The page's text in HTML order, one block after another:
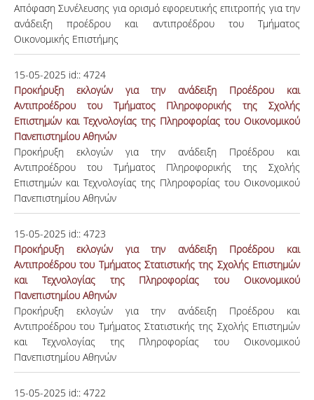
Απόφαση Συνέλευσης για ορισμό εφορευτικής επιτροπής για την
ανάδειξη προέδρου και αντιπροέδρου του Τμήματος
Οικονομικής Επιστήμης
15-05-2025 id:: 4724
Προκήρυξη εκλογών για την ανάδειξη Προέδρου και
Αντιπροέδρου του Τμήματος Πληροφορικής της Σχολής
Επιστημών και Τεχνολογίας της Πληροφορίας του Οικονομικού
Πανεπιστημίου Αθηνών
Προκήρυξη εκλογών για την ανάδειξη Προέδρου και
Αντιπροέδρου του Τμήματος Πληροφορικής της Σχολής
Επιστημών και Τεχνολογίας της Πληροφορίας του Οικονομικού
Πανεπιστημίου Αθηνών
15-05-2025 id:: 4723
Προκήρυξη εκλογών για την ανάδειξη Προέδρου και
Αντιπροέδρου του Τμήματος Στατιστικής της Σχολής Επιστημών
και Τεχνολογίας της Πληροφορίας του Οικονομικού
Πανεπιστημίου Αθηνών
Προκήρυξη εκλογών για την ανάδειξη Προέδρου και
Αντιπροέδρου του Τμήματος Στατιστικής της Σχολής Επιστημών
και Τεχνολογίας της Πληροφορίας του Οικονομικού
Πανεπιστημίου Αθηνών
15-05-2025 id:: 4722